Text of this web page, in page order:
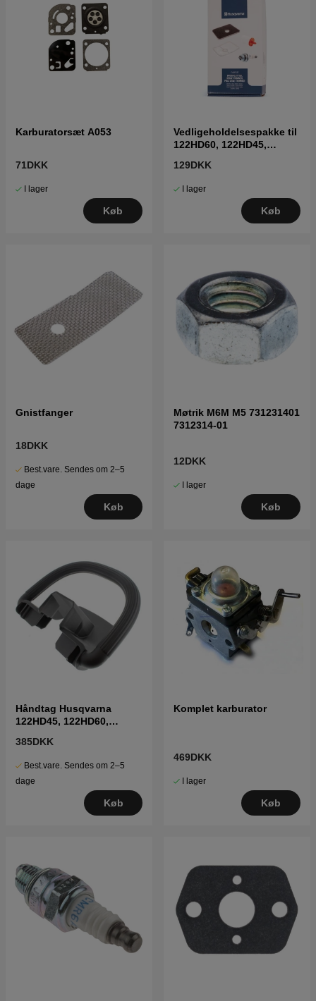
Karburatorsæt A053
71DKK
I lager
Køb
Vedligeholdelsespakke til
122HD60, 122HD45,
129DKK
I lager
Køb
Gnistfanger
18DKK
Best.vare. Sendes om 2–5
dage
Køb
Møtrik M6M M5 731231401
7312314-01
12DKK
I lager
Køb
Håndtag Husqvarna
122HD45, 122HD60,
385DKK
Best.vare. Sendes om 2–5
dage
Køb
Komplet karburator
469DKK
I lager
Køb